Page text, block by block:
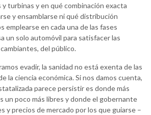
turbinas y en qué combinación exacta
y ensamblarse ni qué distribución
emplearse en cada una de las fases
un solo automóvil para satisfacer las
del público.
evadir, la sanidad no está exenta de las
la ciencia económica. Si nos damos cuenta,
parece persistir es donde más
un poco más libres y donde el gobernante
y precios de mercado por los que guiarse –